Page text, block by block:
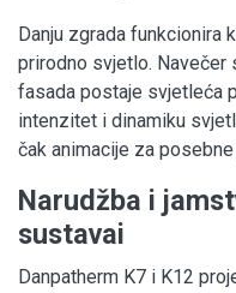
Danju zgrada funkcionira
prirodno svjetlo. Navečer
fasada postaje svjetleća
intenzitet i dinamiku
čak animacije za
Narudžba i
sustavai
Danpatherm K7 i K12